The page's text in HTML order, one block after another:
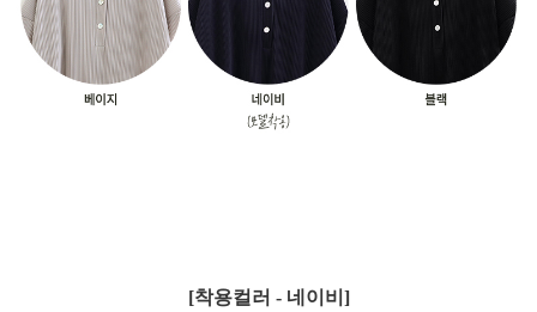
[착용컬러 - 네이비]